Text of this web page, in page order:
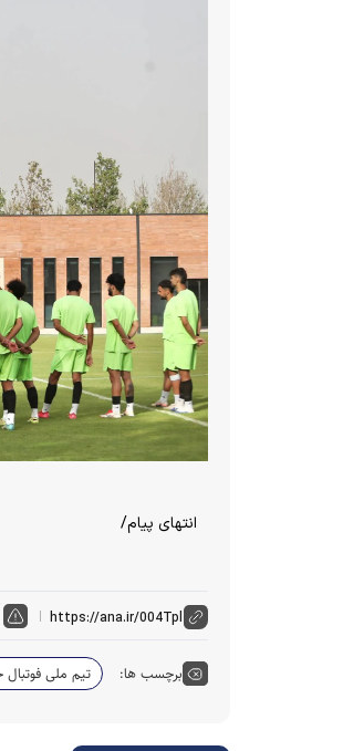
انتهای پیام/
برچسب ها: تیم ملی فوتبال